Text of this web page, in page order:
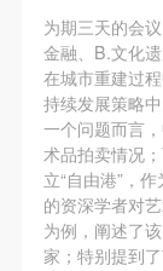
为期三天的会
金融、B.文化
在城市重建过
持续发展策略
一个问题而言
术品拍卖情况
立“自由港”，
的资深学者对
为例，阐述了
家；特别提到
术馆资料库》
在中央美术学
关“章程”规定
中央美术学院
第一条
本次活动公
负的原则。但
识。
术馆资料库》
在中央美术学
关“章程”规定
中央美术学院
第一条
本次活动公
负的原则。但
识。
术馆资料库》
在中央美术学
关“章程”规定
中央美术学院
第一条
本次活动公
负的原则。但
识。